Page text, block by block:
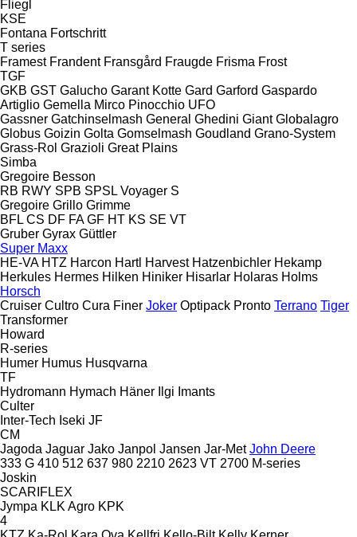
Fliegl
KSE
Fontana Fortschritt
T series
Framest Frandent Fransgård Fraugde Frisma Frost
TGF
GKB GST Galucho Garant Kotte Gard Garford Gaspardo
Artiglio Gemella Mirco Pinocchio UFO
Gassner Gatchinselmash General Ghedini Giant Globalagro
Globus Goizin Golta Gomselmash Goudland Grano-System
Grass-Rol Grazioli Great Plains
Simba
Gregoire Besson
RB RWY SPB SPSL Voyager S
Gregoire Grillo Grimme
BFL CS DF FA GF HT KS SE VT
Gruber Gyrax Güttler
Super Maxx
HE-VA HTZ Harcon Hartl Harvest Hatzenbichler Hekamp
Herkules Hermes Hilken Hiniker Hisarlar Holaras Holms
Horsch
Cruiser Cultro Cura Finer Joker Optipack Pronto Terrano Tiger
Transformer
Howard
R-series
Humer Humus Husqvarna
TF
Hydromann Hymach Häner Ilgi Imants
Culter
Inter-Tech Iseki JF
CM
Jagoda Jaguar Jako Janpol Jansen Jar-Met John Deere
333 G 410 512 637 980 2210 2623 VT 2700 M-series
Joskin
SCARIFLEX
Jympa KLK Agro KPK
4